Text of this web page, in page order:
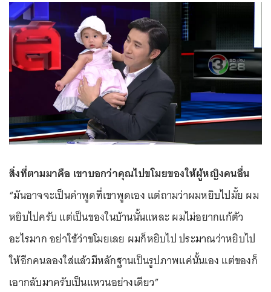
สิ่งที่ตามมาคือ เขาบอกว่าคุณไปขโมยของให้ผู้หญิงคนอื่น
“มันอาจจะเป็นคำพูดที่เขาพูดเอง แต่ถามว่าผมหยิบไปมั้ย ผม
หยิบไปครับ แต่เป็นของในบ้านนั้นแหละ ผมไม่อยากแก้ตัว
อะไรมาก อย่าใช้ว่าขโมยเลย ผมก็หยิบไป ประมาณว่าหยิบไป
ให้อีกคนลองใส่แล้วมีหลักฐานเป็นรูปภาพแค่นั้นเอง แต่ของก็
เอากลับมาครับเป็นแหวนอย่างเดียว”